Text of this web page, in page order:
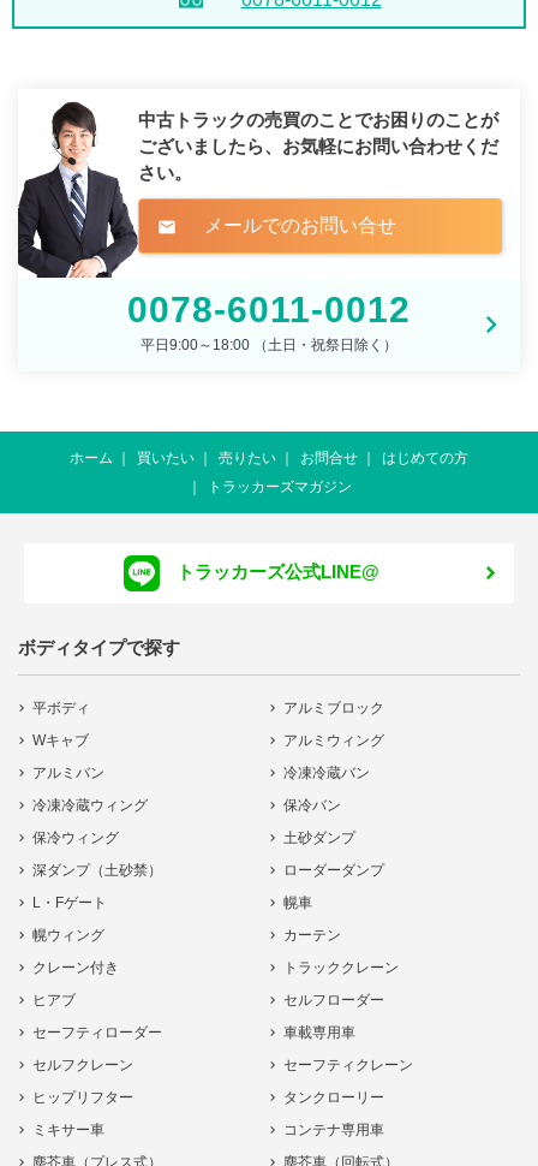
中古トラックの売買のことでお困りのことが
ございましたら、 お気軽にお問い合わせくだ
さい。
mail メールでのお問い合せ
0078-6011-0012
平日9:00～18:00 （土日・祝祭日除く）
ホーム 買いたい 売りたい お問合せ
はじめての方
トラッカーズマガジン
トラッカーズ公式LINE@
ボディタイプで探す
平ボディ
アルミブロック
Wキャブ
アルミウィング
アルミバン
冷凍冷蔵バン
冷凍冷蔵ウィング
保冷バン
保冷ウィング
土砂ダンプ
深ダンプ（土砂禁）
ローダーダンプ
L・Fゲート
幌車
幌ウィング
カーテン
クレーン付き
トラッククレーン
ヒアブ
セルフローダー
セーフティローダー
車載専用車
セルフクレーン
セーフティクレーン
ヒップリフター
タンクローリー
ミキサー車
コンテナ専用車
塵芥車（プレス式）
塵芥車（回転式）